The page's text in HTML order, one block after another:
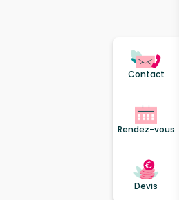
Contact
Rendez-vous
Devis